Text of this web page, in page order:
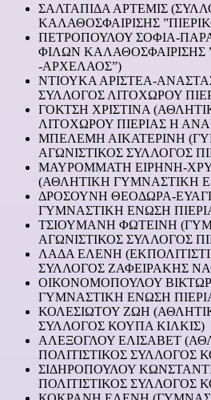
ΣΑΛΤΑΠΙΔΑ ΑΡΤΕΜΙΣ
ΚΑΛΑΘΟΣΦΑΙΡΙΣΗΣ
ΠΕΤΡΟΠΟΥΛΟΥ ΣΟΦΙΑ-
ΦΙΛΩΝ ΚΑΛΑΘΟΣΦΑΙΡΙΣΗΣ
-ΑΡΧΕΛΑΟΣ”)
ΝΤΙΟΥΚΑ ΑΡΙΣΤΕΑ-
ΣΥΛΛΟΓΟΣ ΛΙΤΟΧΩΡΟΥ
ΓΟΚΤΣΗ ΧΡΙΣΤΙΝΑ
ΛΙΤΟΧΩΡΟΥ ΠΙΕΡΙΑΣ Η
ΜΠΕΛΕΜΗ ΑΙΚΑΤΕΡΙΝΗ
ΑΓΩΝΙΣΤΙΚΟΣ ΣΥΛΛΟΓΟΣ
ΜΑΥΡΟΜΜΑΤΗ ΕΙΡΗΝΗ-
(ΑΘΛΗΤΙΚΗ ΓΥΜΝΑΣΤΙΚΗ
ΔΡΟΣΟΥΝΗ ΘΕΟΔΩΡΑ-
ΓΥΜΝΑΣΤΙΚΗ ΕΝΩΣΗ
ΤΣΙΟΥΜΑΝΗ ΦΩΤΕΙΝΗ
ΑΓΩΝΙΣΤΙΚΟΣ ΣΥΛΛΟΓΟΣ
ΛΑΔΑ ΕΛΕΝΗ
ΣΥΛΛΟΓΟΣ ΖΑΦΕΙΡΑΚΗΣ
ΟΙΚΟΝΟΜΟΠΟΥΛΟΥ
ΓΥΜΝΑΣΤΙΚΗ ΕΝΩΣΗ
ΚΟΛΕΣΙΩΤΟΥ ΖΩΗ
ΣΥΛΛΟΓΟΣ ΚΟΥΠΑ ΚΙΛΚΙΣ)
ΑΛΕΞΟΓΛΟΥ ΕΛΙΣΑΒΕΤ
ΠΟΛΙΤΙΣΤΙΚΟΣ ΣΥΛΛΟΓΟΣ
ΣΙΔΗΡΟΠΟΥΛΟΥ
ΠΟΛΙΤΙΣΤΙΚΟΣ ΣΥΛΛΟΓΟΣ